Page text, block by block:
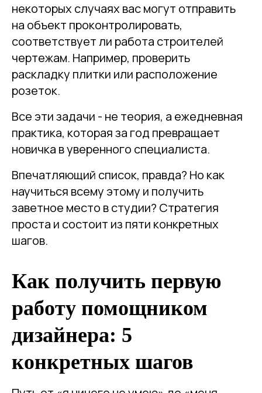
некоторых случаях вас могут отправить
на объект проконтролировать,
соответствует ли работа строителей
чертежам. Например, проверить
раскладку плитки или расположение
розеток.
Все эти задачи - не теория, а ежедневная
практика, которая за год превращает
новичка в уверенного специалиста.
Впечатляющий список, правда? Но как
научиться всему этому и получить
заветное место в студии? Стратегия
проста и состоит из пяти конкретных
шагов.
Как получить первую
работу помощником
дизайнера: 5
конкретных шагов